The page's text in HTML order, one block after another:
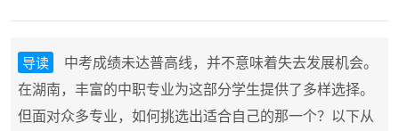
导读
中考成绩未达普高线，并不意味着失去发展机会。
在湖南，丰富的中职专业为这部分学生提供了多样选择。
但面对众多专业，如何挑选出适合自己的那一个？以下从